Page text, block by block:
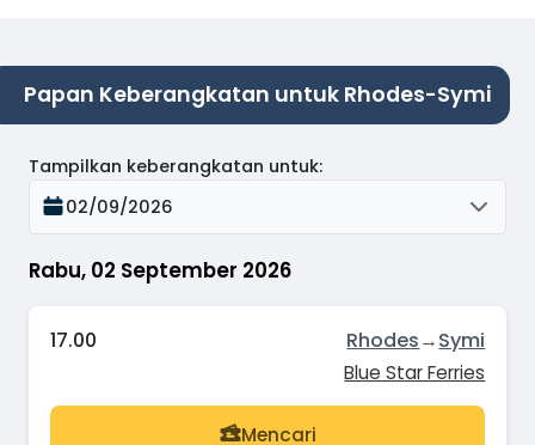
Papan Keberangkatan untuk Rhodes-Symi
Rabu, 02 September 2026
Tampilkan keberangkatan untuk:
02/09/2026
17.00 Rhodes→Symi
Blue Star Ferries
Mencari